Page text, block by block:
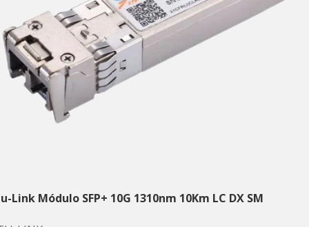
Link Módulo SFP+ 10G 1310nm 10Km LC DX SM